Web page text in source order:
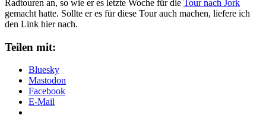
Radtouren an, so wie er es letzte Woche für die Tour nach Jork
gemacht hatte. Sollte er es für diese Tour auch machen, liefere ich
den Link hier nach.
Teilen mit:
Bluesky
Mastodon
Facebook
E-Mail